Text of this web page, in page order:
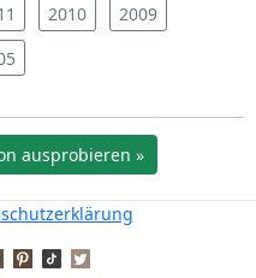
2010
2009
ausprobieren »